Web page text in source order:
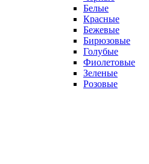
Белые
Красные
Бежевые
Бирюзовые
Голубые
Фиолетовые
Зеленые
Розовые